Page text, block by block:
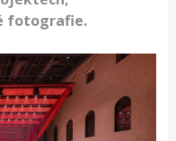
fotografie.